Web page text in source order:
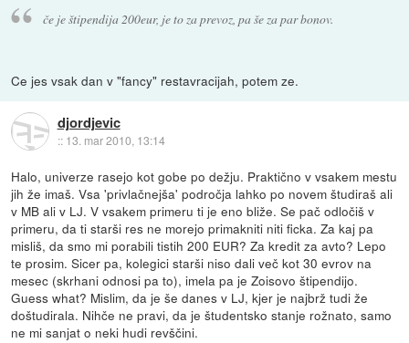
če je štipendija 200eur, je to za prevoz, pa še za par bonov.
Ce jes vsak dan v "fancy" restavracijah, potem ze.
djordjevic
:: 13. mar 2010, 13:14
Halo, univerze rasejo kot gobe po dežju. Praktično v vsakem mestu
jih že imaš. Vsa 'privlačnejša' področja lahko po novem študiraš ali
v MB ali v LJ. V vsakem primeru ti je eno bliže. Se pač odločiš v
primeru, da ti starši res ne morejo primakniti niti ficka. Za kaj pa
misliš, da smo mi porabili tistih 200 EUR? Za kredit za avto? Lepo
te prosim. Sicer pa, kolegici starši niso dali več kot 30 evrov na
mesec (skrhani odnosi pa to), imela pa je Zoisovo štipendijo.
Guess what? Mislim, da je še danes v LJ, kjer je najbrž tudi že
doštudirala. Nihče ne pravi, da je študentsko stanje rožnato, samo
ne mi sanjat o neki hudi revščini.